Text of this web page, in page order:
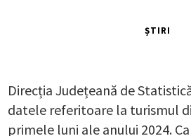
ȘTIRI
Direcția Județeană de
datele referitoare la turismul
primele luni ale anului 2024.